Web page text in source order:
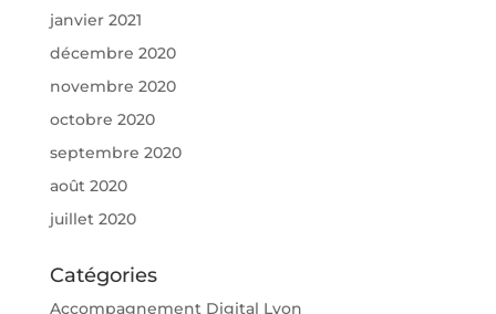
janvier 2021
décembre 2020
novembre 2020
octobre 2020
septembre 2020
août 2020
juillet 2020
Catégories
Accompagnement Digital Lyon